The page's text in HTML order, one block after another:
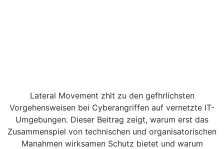
Lateral Movement zhlt zu den gefhrlichsten
Vorgehensweisen bei Cyberangriffen auf vernetzte IT-
Umgebungen. Dieser Beitrag zeigt, warum erst das
Zusammenspiel von technischen und organisatorischen
Manahmen wirksamen Schutz bietet und warum